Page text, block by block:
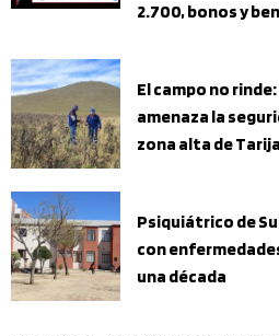
2.700, bonos y
El campo no
amenaza la
zona alta de Tarija
Psiquiátrico de
con
una década